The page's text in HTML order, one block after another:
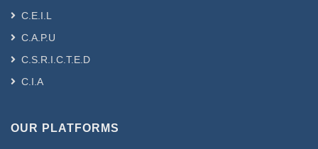
C.E.I.L
C.A.P.U
C.S.R.I.C.T.E.D
C.I.A
OUR PLATFORMS